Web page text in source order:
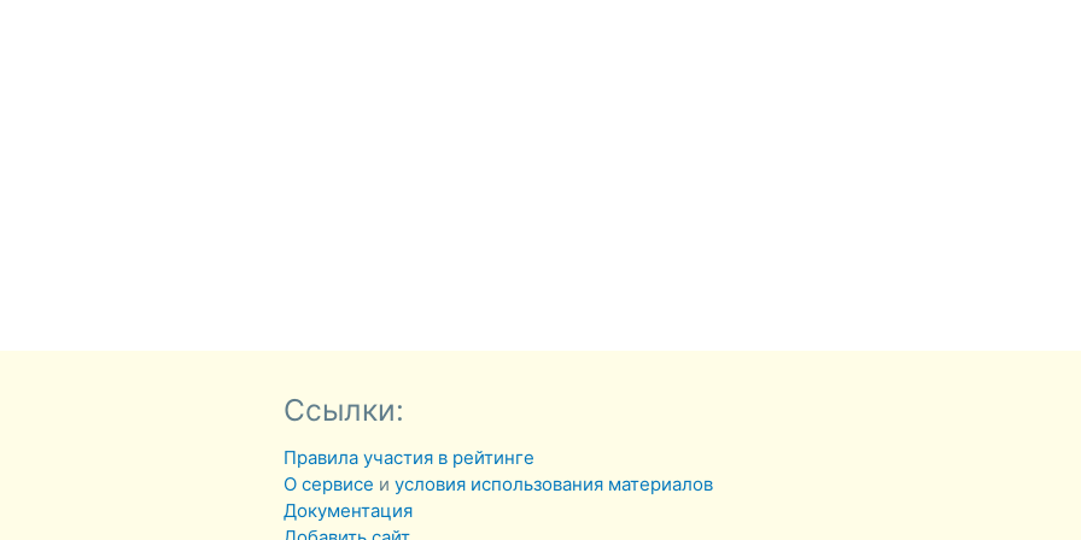
Ссылки:
Правила участия в рейтинге
О сервисе иусловия использования материалов
Документация